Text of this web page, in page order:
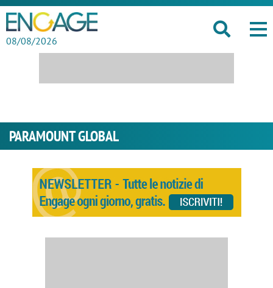
08/08/2026
PARAMOUNT GLOBAL